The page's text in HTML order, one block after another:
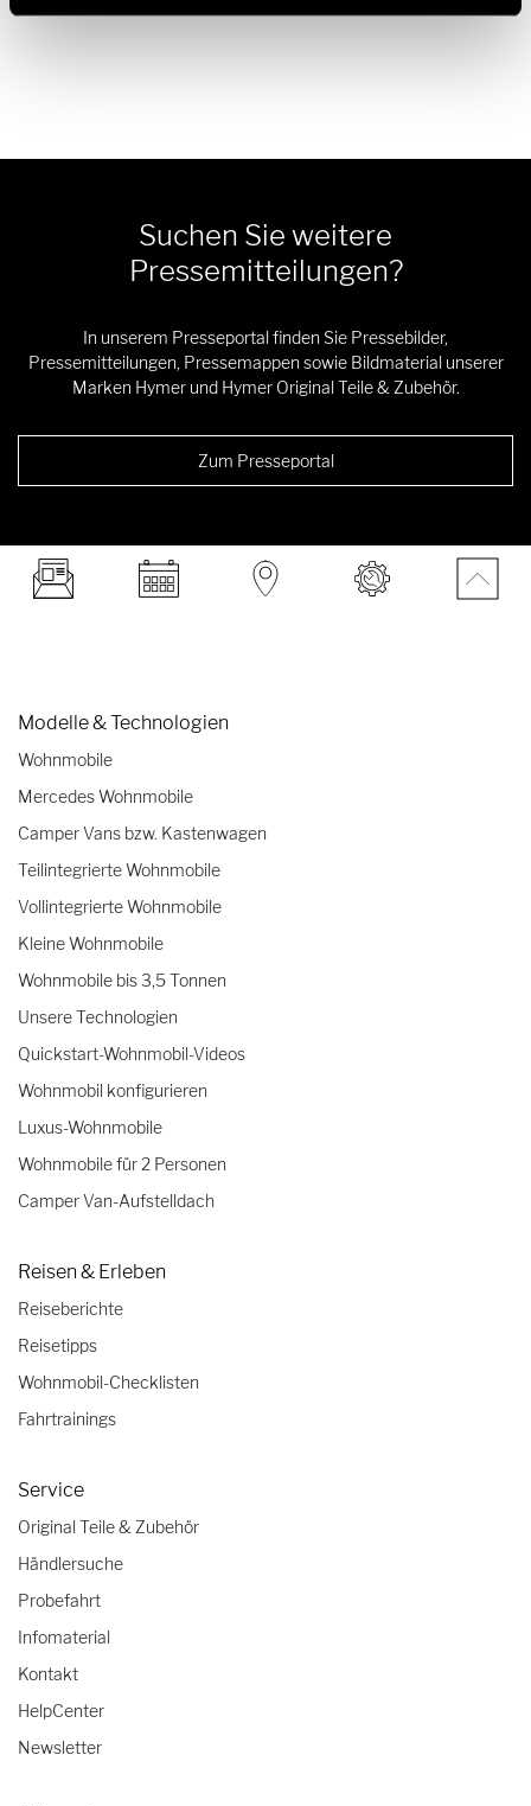
Suchen Sie weitere
Pressemitteilungen?
In unserem Presseportal finden Sie Pressebilder,
Pressemitteilungen, Pressemappen sowie Bildmaterial unserer
Marken Hymer und Hymer Original Teile & Zubehör.
Zum Presseportal
Modelle & Technologien
Wohnmobile
Mercedes Wohnmobile
Camper Vans bzw. Kastenwagen
Teilintegrierte Wohnmobile
Vollintegrierte Wohnmobile
Kleine Wohnmobile
Wohnmobile bis 3,5 Tonnen
Unsere Technologien
Quickstart-Wohnmobil-Videos
Wohnmobil konfigurieren
Luxus-Wohnmobile
Wohnmobile für 2 Personen
Camper Van-Aufstelldach
Reisen & Erleben
Reiseberichte
Reisetipps
Wohnmobil-Checklisten
Fahrtrainings
Service
Original Teile & Zubehör
Händlersuche
Probefahrt
Infomaterial
Kontakt
HelpCenter
Newsletter